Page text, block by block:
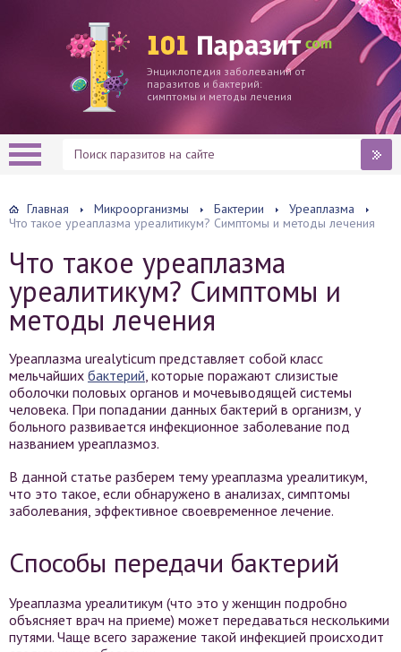
Энциклопедия заболеваний от
паразитов и бактерий:
симптомы и методы лечения
Главная Микроорганизмы Бактерии
Уреаплазма
Что такое уреаплазма уреалитикум? Симптомы и методы лечения
Что такое уреаплазма
уреалитикум? Симптомы и
методы лечения
Уреаплазма urealyticum представляет собой класс
мельчайших бактерий, которые поражают слизистые
оболочки половых органов и мочевыводящей системы
человека. При попадании данных бактерий в организм, у
больного развивается инфекционное заболевание под
названием уреаплазмоз.
В данной статье разберем тему уреаплазма уреалитикум,
что это такое, если обнаружено в анализах, симптомы
заболевания, эффективное своевременное лечение.
Способы передачи бактерий
Уреаплазма уреалитикум (что это у женщин подробно
объясняет врач на приеме) может передаваться несколькими
путями. Чаще всего заражение такой инфекцией происходит